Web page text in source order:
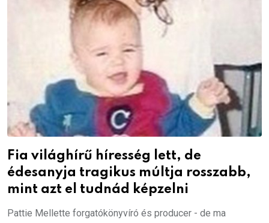
Fia világhírű híresség lett, de
édesanyja tragikus múltja rosszabb,
mint azt el tudnád képzelni
Pattie Mellette forgatókönyvíró és producer - de ma